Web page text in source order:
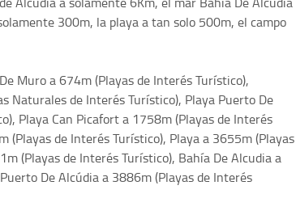
300m, la playa a tan solo 500m, el campo
Muro a 674m (Playas de Interés Turístico),
Naturales de Interés Turístico), Playa Puerto De
Playa Can Picafort a 1758m (Playas de Interés
(Playas de Interés Turístico), Playa a 3655m (Playas
(Playas de Interés Turístico), Bahía De Alcudia a
De Alcúdia a 3886m (Playas de Interés